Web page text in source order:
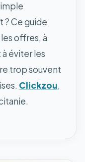
? Ce guide
offres, à
éviter les
trop souvent
Clickzou,